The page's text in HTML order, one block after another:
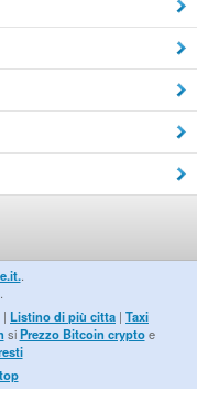
.
| Listino di più citta | Taxi
siPrezzo Bitcoin cryptoe